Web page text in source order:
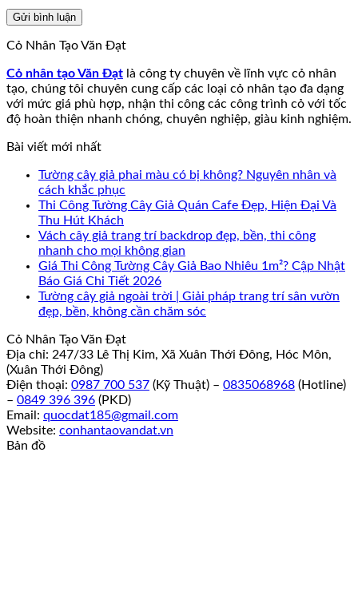
Cỏ Nhân Tạo Văn Đạt
Cỏ nhân tạo Văn Đạt là công ty chuyên về lĩnh vực cỏ nhân
tạo, chúng tôi chuyên cung cấp các loại cỏ nhân tạo đa dạng
với mức giá phù hợp, nhận thi công các công trình cỏ với tốc
độ hoàn thiện nhanh chóng, chuyên nghiệp, giàu kinh nghiệm.
Bài viết mới nhất
Tường cây giả phai màu có bị không? Nguyên nhân và
cách khắc phục
Thi Công Tường Cây Giả Quán Cafe Đẹp, Hiện Đại Và
Thu Hút Khách
Vách cây giả trang trí backdrop đẹp, bền, thi công
nhanh cho mọi không gian
Giá Thi Công Tường Cây Giả Bao Nhiêu 1m²? Cập Nhật
Báo Giá Chi Tiết 2026
Tường cây giả ngoài trời | Giải pháp trang trí sân vườn
đẹp, bền, không cần chăm sóc
Cỏ Nhân Tạo Văn Đạt
Địa chỉ: 247/33 Lê Thị Kim, Xã Xuân Thới Đông, Hóc Môn,
(Xuân Thới Đông)
Điện thoại: 0987 700 537 (Kỹ Thuật) – 0835068968 (Hotline)
– 0849 396 396 (PKD)
Email: quocdat185@gmail.com
Website: conhantaovandat.vn
Bản đồ